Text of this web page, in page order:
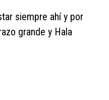
siempre ahí y por
grande y Hala